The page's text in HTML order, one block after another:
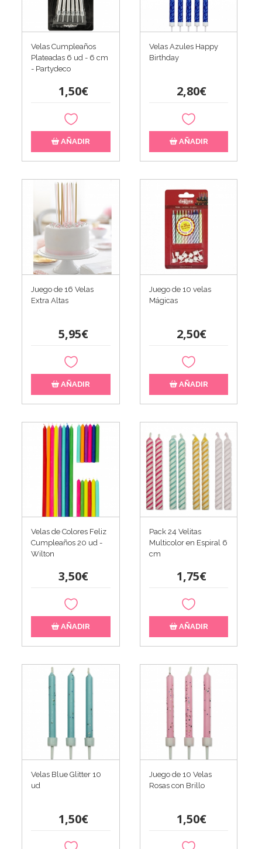
Velas Cumpleaños
Plateadas 6 ud - 6 cm
- Partydeco
1,50€
AÑADIR
Velas Azules Happy
Birthday
2,80€
AÑADIR
Juego de 16 Velas
Extra Altas
5,95€
AÑADIR
Juego de 10 velas
Mágicas
2,50€
AÑADIR
Velas de Colores Feliz
Cumpleaños 20 ud -
Wilton
3,50€
AÑADIR
Pack 24 Velitas
Multicolor en Espiral 6
cm
1,75€
AÑADIR
Velas Blue Glitter 10
ud
1,50€
Juego de 10 Velas
Rosas con Brillo
1,50€